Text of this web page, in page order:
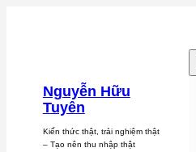
Nguyễn Hữu
Tuyên
Kiến thức thật, trải nghiệm thật
– Tạo nên thu nhập thật